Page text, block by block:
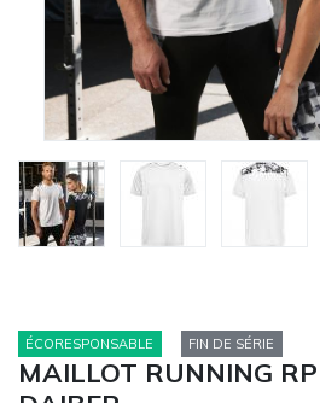
NOUVEAUTÉS
RESPONSABLE
L'ENTREPRISE
SERVICES
FOIRES ET ÉVÉNEMENTS NETWORKING
TECHNIQUES MARQUAGE
BLOG
CONTACT
ÉCORESPONSABLE FIN DE SÉRIE
MAILLOT RUNNING